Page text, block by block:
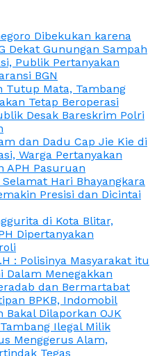
Dibekukan karena
Dekat Gunungan Sampah
Publik Pertanyakan
BGN
Tutup Mata, Tambang
Tetap Beroperasi
Desak Bareskrim Polri
dan Dadu Cap Jie Kie di
Warga Pertanyakan
APH Pasuruan
Hari Bhayangkara
Presisi dan Dicintai
di Kota Blitar,
Dipertanyakan
: Polisinya Masyarakat itu
Menegakkan
dan Bermartabat
BPKB, Indomobil
Bakal Dilaporkan OJK
Ilegal Milik
Menggerus Alam,
Tegas